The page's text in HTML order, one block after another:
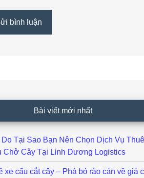
Bài viết mới nhất
Do Tại Sao Bạn Nên Chọn Dịch Vụ Thuê
Chở Cây Tại Linh Dương Logistics
xe cẩu cắt cây – Phá bỏ rào cản về giá